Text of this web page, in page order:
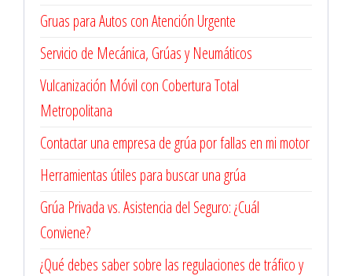
Gruas para Autos con Atención Urgente
Servicio de Mecánica, Grúas y Neumáticos
Vulcanización Móvil con Cobertura Total
Metropolitana
Contactar una empresa de grúa por fallas en mi motor
Herramientas útiles para buscar una grúa
Grúa Privada vs. Asistencia del Seguro: ¿Cuál
Conviene?
¿Qué debes saber sobre las regulaciones de tráfico y